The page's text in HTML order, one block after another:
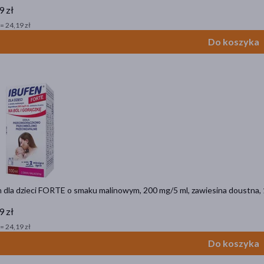
zł
24,19 zł
Do koszyka
dla dzieci FORTE o smaku malinowym, 200 mg/5 ml, zawiesina doustna,
zł
24,19 zł
Do koszyka